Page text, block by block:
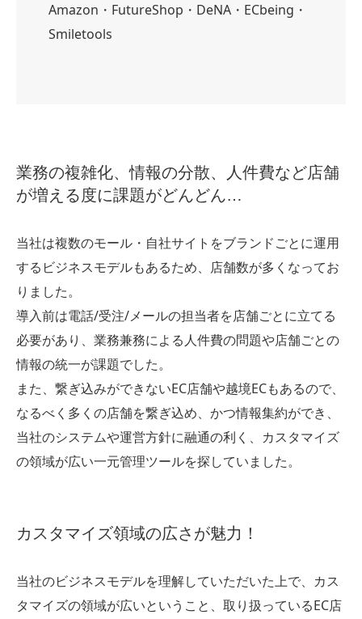
Amazon・FutureShop・DeNA・ECbeing・
Smiletools
業務の複雑化、情報の分散、人件費など店舗
が増える度に課題がどんどん…
当社は複数のモール・自社サイトをブランドごとに運用
するビジネスモデルもあるため、店舗数が多くなってお
りました。
導入前は電話/受注/メールの担当者を店舗ごとに立てる
必要があり、業務兼務による人件費の問題や店舗ごとの
情報の統一が課題でした。
また、繋ぎ込みができないEC店舗や越境ECもあるので、
なるべく多くの店舗を繋ぎ込め、かつ情報集約ができ、
当社のシステムや運営方針に融通の利く、カスタマイズ
の領域が広い一元管理ツールを探していました。
カスタマイズ領域の広さが魅力！
当社のビジネスモデルを理解していただいた上で、カス
タマイズの領域が広いということ、取り扱っているEC店